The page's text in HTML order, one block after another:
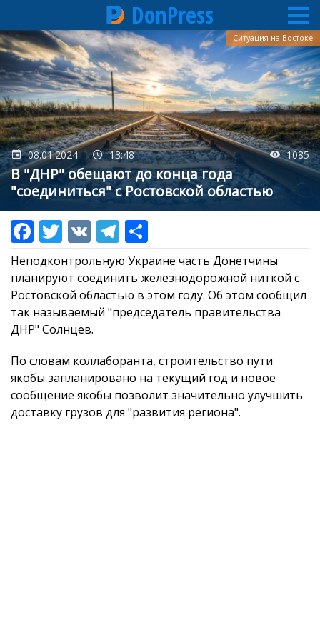
Перейти
к
основному
содержанию
DonPress
08.01.2024 13:48 1085
В "ДНР" обещают до конца года
"соединиться" с Ростовской областью
Ситуация на Востоке
Неподконтрольную Украине часть Донетчины
планируют соединить железнодорожной ниткой с
Ростовской областью в этом году. Об этом сообщил
так называемый "председатель правительства
ДНР" Солнцев.
По словам коллаборанта, строительство пути
якобы запланировано на текущий год и новое
сообщение якобы позволит значительно улучшить
доставку грузов для "развития региона".